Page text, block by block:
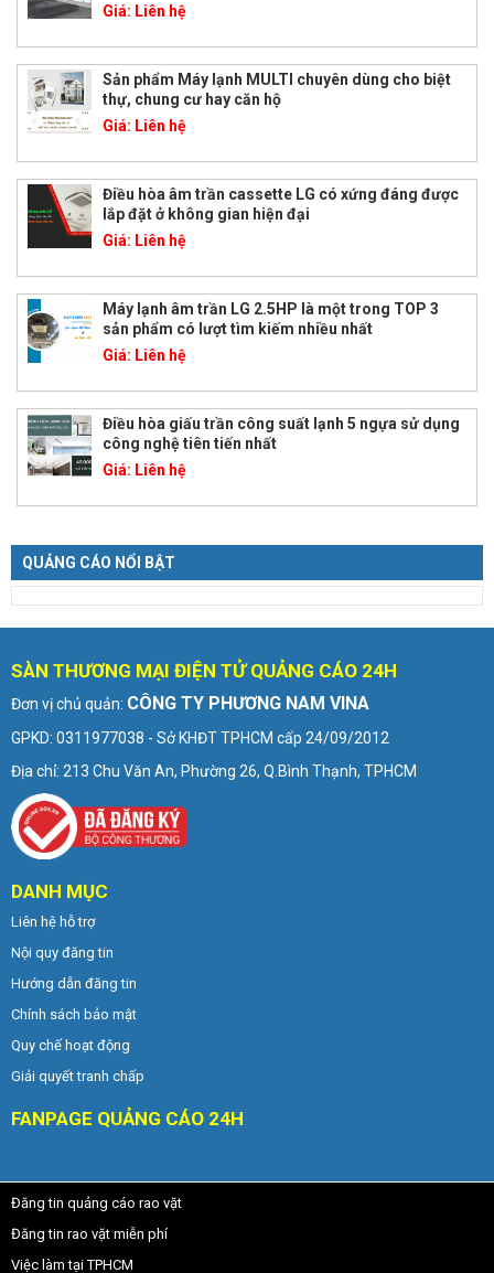
Giá: Liên hệ
Sản phẩm Máy lạnh MULTI chuyên dùng cho biệt
thự, chung cư hay căn hộ
Giá: Liên hệ
Điều hòa âm trần cassette LG có xứng đáng được
lắp đặt ở không gian hiện đại
Giá: Liên hệ
Máy lạnh âm trần LG 2.5HP là một trong TOP 3
sản phẩm có lượt tìm kiếm nhiều nhất
Giá: Liên hệ
Điều hòa giấu trần công suất lạnh 5 ngựa sử dụng
công nghệ tiên tiến nhất
Giá: Liên hệ
QUẢNG CÁO NỔI BẬT
SÀN THƯƠNG MẠI ĐIỆN TỬ QUẢNG CÁO 24H
Đơn vị chủ quản: CÔNG TY PHƯƠNG NAM VINA
GPKD: 0311977038 - Sở KHĐT TPHCM cấp 24/09/2012
Địa chỉ: 213 Chu Văn An, Phường 26, Q.Bình Thạnh, TPHCM
DANH MỤC
Liên hệ hỗ trợ
Nội quy đăng tin
Hướng dẫn đăng tin
Chính sách bảo mật
Quy chế hoạt động
Giải quyết tranh chấp
FANPAGE QUẢNG CÁO 24H
Đăng tin quảng cáo rao vặt
Đăng tin rao vặt miễn phí
Việc làm tại TPHCM